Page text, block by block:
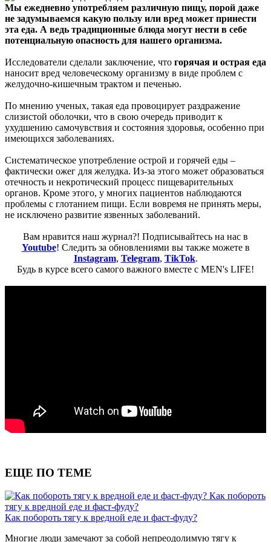
Мы ежедневно употребляем различную пищу, порой даже
не задумываемся какую пользу или вред может принести
эта еда. А ведь традиционные блюда могут нести в себе
потенциальную опасность для нашего организма.
Исследователи сделали заключение, что горячая и острая еда
наносит вред человеческому организму в виде проблем с
желудочно-кишечным трактом и печенью.
По мнению ученых, такая еда провоцирует раздражение
слизистой оболочки, что в свою очередь приводит к
ухудшению самочувствия и состояния здоровья, особенно при
имеющихся заболеваниях.
Систематическое употребление острой и горячей еды –
фактически ожег для желудка. Из-за этого может образоваться
отечность и некротический процесс пищеварительных
органов. Кроме этого, у многих пациентов наблюдаются
проблемы с глотанием пищи. Если вовремя не принять меры,
не исключено развитие язвенных заболеваний.
Вам нравится наш журнал?! Подписывайтесь на нас в
Youtube! Следить за обновлениями вы также можете в
Instagram, Telegram, TikTok.
Будь в курсе всего самого важного вместе с MEN's LIFE!
ЕЩЕ ПО ТЕМЕ
Как побороть
тягу к вредной еде и фаст-фуду?
Как побороть тягу к вредной еде и фаст-фуду?
Многие люди замечают за собой непреодолимую тягу к